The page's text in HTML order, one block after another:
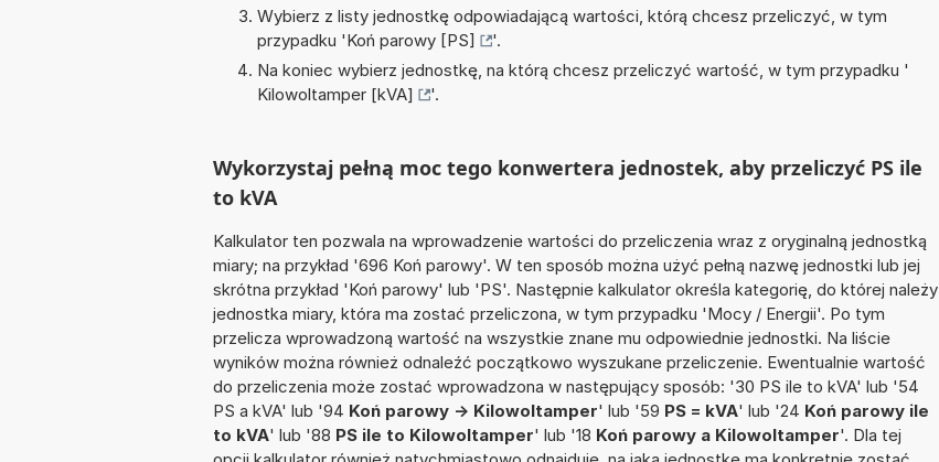
Wybierz z listy jednostkę odpowiadającą wartości, którą chcesz przeliczyć, w tym
przypadku 'Koń parowy [PS]
'.
Na koniec wybierz jednostkę, na którą chcesz przeliczyć wartość, w tym przypadku '
Kilowoltamper [kVA]
'.
Wykorzystaj pełną moc tego konwertera jednostek, aby przeliczyć PS ile
to kVA
Kalkulator ten pozwala na wprowadzenie wartości do przeliczenia wraz z oryginalną jednostką
miary; na przykład '696 Koń parowy'. W ten sposób można użyć pełną nazwę jednostki lub jej
skrótna przykład 'Koń parowy' lub 'PS'. Następnie kalkulator określa kategorię, do której należy
jednostka miary, która ma zostać przeliczona, w tym przypadku 'Mocy / Energii'. Po tym
przelicza wprowadzoną wartość na wszystkie znane mu odpowiednie jednostki. Na liście
wyników można również odnaleźć początkowo wyszukane przeliczenie. Ewentualnie wartość
do przeliczenia może zostać wprowadzona w następujący sposób: '30 PS ile to kVA' lub '54
PS a kVA' lub '94 Koń parowy -> Kilowoltamper' lub '59 PS = kVA' lub '24 Koń parowy ile
to kVA' lub '88 PS ile to Kilowoltamper' lub '18 Koń parowy a Kilowoltamper'. Dla tej